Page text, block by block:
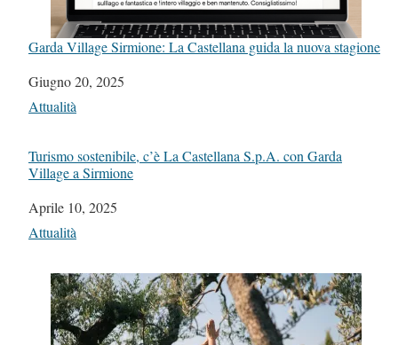
Garda Village Sirmione: La Castellana guida la nuova stagione
Data
Giugno 20, 2025
In relazione a
Attualità
Turismo sostenibile, c’è La Castellana S.p.A. con Garda
Village a Sirmione
Data
Aprile 10, 2025
In relazione a
Attualità